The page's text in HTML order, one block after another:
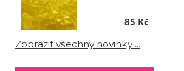
85 Kč
Zobrazit všechny novinky ...